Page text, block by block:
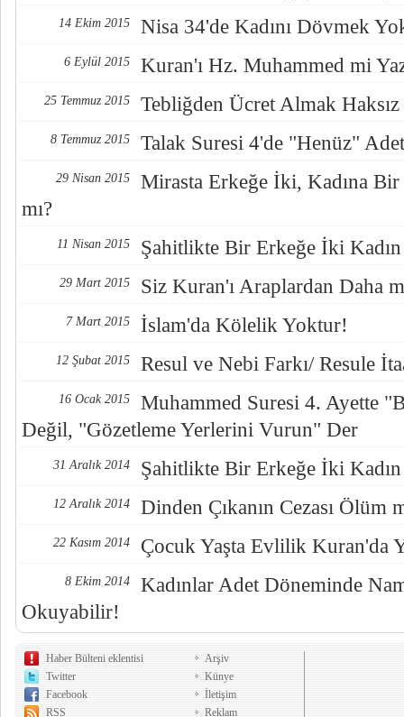
14 Ekim 2015 Nisa 34'de Kadını Dövmek
6 Eylül 2015 Kuran'ı Hz. Muhammed mi
25 Temmuz 2015 Tebliğden Ücret Almak Haksız
8 Temmuz 2015 Talak Suresi 4'de "Henüz"
29 Nisan 2015
Mirasta Erkeğe İki, Kadına Bir
mı?
11 Nisan 2015 Şahitlikte Bir Erkeğe İki
29 Mart 2015 Siz Kuran'ı Araplardan Daha
7 Mart 2015 İslam'da Kölelik Yoktur!
12 Şubat 2015 Resul ve Nebi Farkı/ Resule
16 Ocak 2015
Muhammed Suresi 4. Ayette
Değil, "Gözetleme Yerlerini Vurun" Der
31 Aralık 2014 Şahitlikte Bir Erkeğe İki
12 Aralık 2014 Dinden Çıkanın Cezası Ölüm
22 Kasım 2014 Çocuk Yaşta Evlilik Kuran'da
8 Ekim 2014
Kadınlar Adet Döneminde
Okuyabilir!
Haber Bülteni eklentisi
Twitter
Facebook
RSS
Arşiv
Künye
İletişim
Reklam